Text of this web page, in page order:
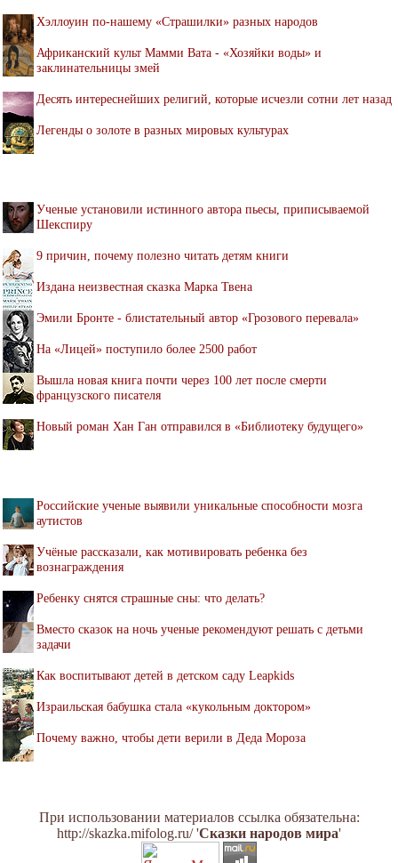
Хэллоуин по-нашему «Страшилки» разных народов
Африканский культ Мамми Вата - «Хозяйки воды» и
заклинательницы змей
Десять интереснейших религий, которые исчезли сотни лет назад
Легенды о золоте в разных мировых культурах
Ученые установили истинного автора пьесы, приписываемой
Шекспиру
9 причин, почему полезно читать детям книги
Издана неизвестная сказка Марка Твена
Эмили Бронте - блистательный автор «Грозового перевала»
На «Лицей» поступило более 2500 работ
Вышла новая книга почти через 100 лет после смерти
французского писателя
Новый роман Хан Ган отправился в «Библиотеку будущего»
Российские ученые выявили уникальные способности мозга
аутистов
Учёные рассказали, как мотивировать ребенка без
вознаграждения
Ребенку снятся страшные сны: что делать?
Вместо сказок на ночь ученые рекомендуют решать с детьми
задачи
Как воспитывают детей в детском саду Leapkids
Израильская бабушка стала «кукольным доктором»
Почему важно, чтобы дети верили в Деда Мороза
При использовании материалов ссылка обязательна:
http://skazka.mifolog.ru/ 'Сказки народов мира'